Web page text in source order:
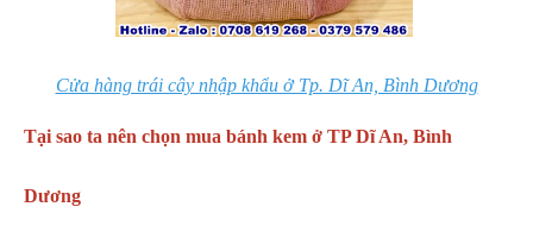
Cửa hàng trái cây nhập khẩu ở Tp. Dĩ An, Bình Dương
Tại sao ta nên chọn mua bánh kem ở TP Dĩ An, Bình
Dương